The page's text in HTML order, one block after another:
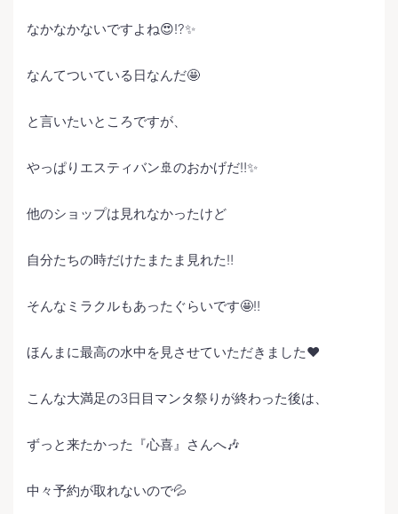
なかなかないですよね😍⁉️✨
なんてついている日なんだ🤩
と言いたいところですが、
やっぱりエスティバン🚢のおかげだ‼️✨
他のショップは見れなかったけど
自分たちの時だけたまたま見れた‼️
そんなミラクルもあったぐらいです🤩‼️
ほんまに最高の水中を見させていただきました❤️
こんな大満足の3日目マンタ祭りが終わった後は、
ずっと来たかった『心喜』さんへ🎶
中々予約が取れないので💦